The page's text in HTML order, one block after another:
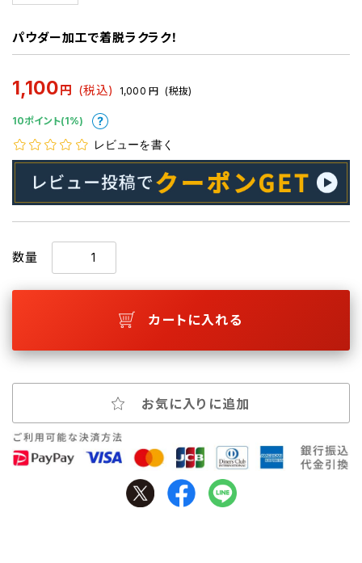
パウダー加工で着脱ラクラク！
1,100 円 (税込) 1,000 円 (税抜)
10ポイント(1%)
レビューを書く
数量
カートに入れる
お気に入りに追加